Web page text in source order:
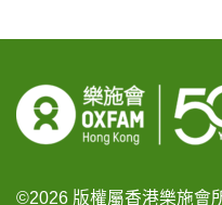
©2026 版權屬香港樂施會